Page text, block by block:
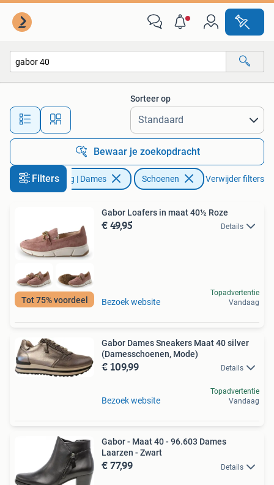
Alle afstanden…
Sorteer op
Bewaar je zoekopdracht
FiltersKleding | Dames Schoenen Verwijder filters
Tot 75% voordeel
Gabor Loafers in maat 40½ Roze
€ 49,95 Details
Bezoek website
Topadvertentie
Vandaag
Gabor Dames Sneakers Maat 40 silver
(Damesschoenen, Mode)
€ 109,99 Details
Bezoek website
Topadvertentie
Vandaag
Gabor - Maat 40 - 96.603 Dames
Laarzen - Zwart
€ 77,99 Details